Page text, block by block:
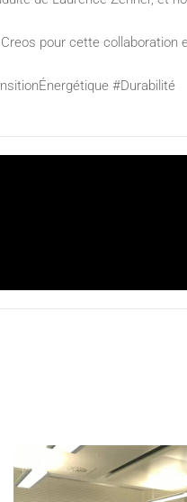
pour cette collaboration
#Durabilité